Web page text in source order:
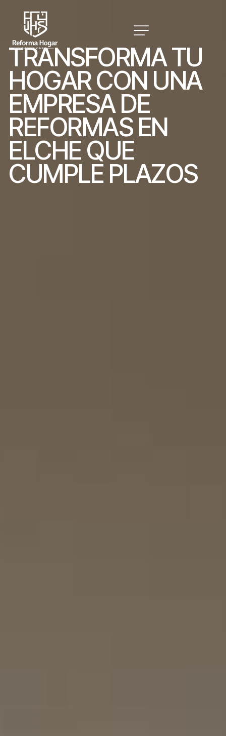
TRANSFORMATU
HOGARCON UNA
EMPRESA DE
REFORMAS EN
ELCHE QUE
CUMPLE PLAZOS